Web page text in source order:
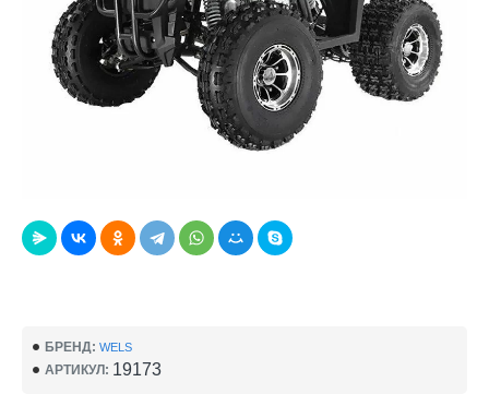
БРЕНД: WELS
АРТИКУЛ: 19173